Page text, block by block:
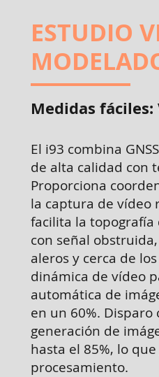
ESTUDIO
​Medidas fáciles:
El i93 combina
de alta calidad con
Proporciona
la captura de vídeo
facilita la topografía
con señal
aleros y cerca de
dinámica de vídeo
automática de
en un 60%.
generación de
hasta el 85%, lo
procesamiento.